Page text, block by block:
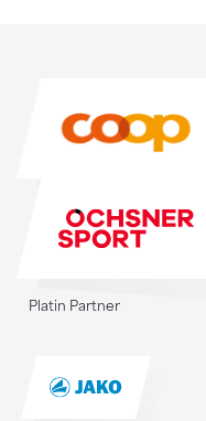
Platin Partner